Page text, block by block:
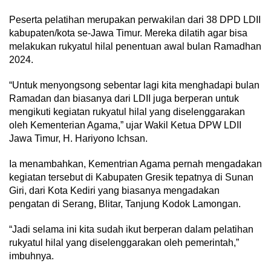
Peserta pelatihan merupakan perwakilan dari 38 DPD LDII
kabupaten/kota se-Jawa Timur. Mereka dilatih agar bisa
melakukan rukyatul hilal penentuan awal bulan Ramadhan
2024.
“Untuk menyongsong sebentar lagi kita menghadapi bulan
Ramadan dan biasanya dari LDII juga berperan untuk
mengikuti kegiatan rukyatul hilal yang diselenggarakan
oleh Kementerian Agama,” ujar Wakil Ketua DPW LDII
Jawa Timur, H. Hariyono Ichsan.
Ia menambahkan, Kementrian Agama pernah mengadakan
kegiatan tersebut di Kabupaten Gresik tepatnya di Sunan
Giri, dari Kota Kediri yang biasanya mengadakan
pengatan di Serang, Blitar, Tanjung Kodok Lamongan.
“Jadi selama ini kita sudah ikut berperan dalam pelatihan
rukyatul hilal yang diselenggarakan oleh pemerintah,”
imbuhnya.